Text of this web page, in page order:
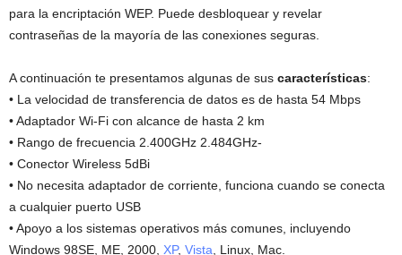
para la encriptación WEP. Puede desbloquear y revelar
contraseñas de la mayoría de las conexiones seguras.
A continuación te presentamos algunas de sus características:
• La velocidad de transferencia de datos es de hasta 54 Mbps
• Adaptador Wi-Fi con alcance de hasta 2 km
• Rango de frecuencia 2.400GHz 2.484GHz-
• Conector Wireless 5dBi
• No necesita adaptador de corriente, funciona cuando se conecta
a cualquier puerto USB
• Apoyo a los sistemas operativos más comunes, incluyendo
Windows 98SE, ME, 2000, XP, Vista , Linux, Mac.